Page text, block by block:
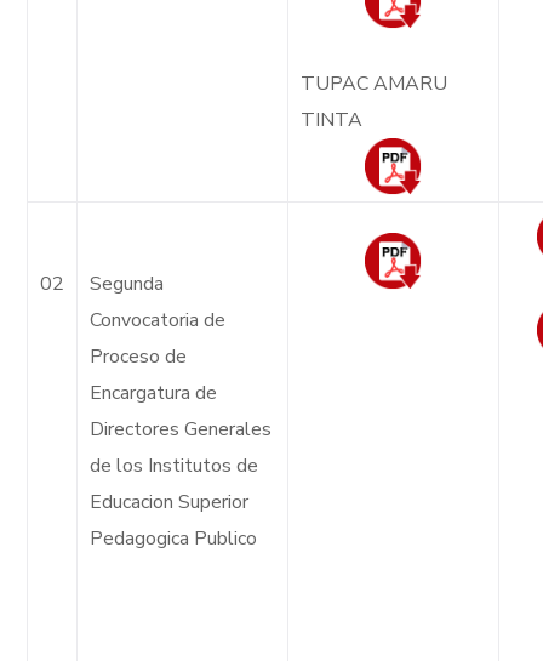
TUPAC AMARU
TINTA
02
Segunda
Convocatoria de
Proceso de
Encargatura de
Directores Generales
de los Institutos de
Educacion Superior
Pedagogica Publico